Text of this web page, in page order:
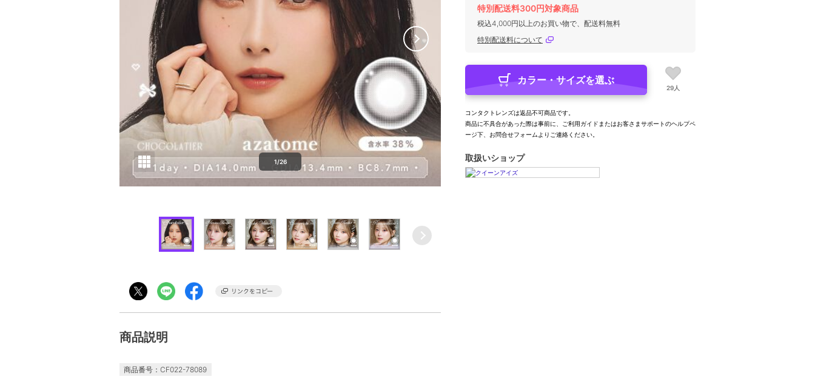
1/26
商品説明
商品番号：CF022-78089
特別配送料300円対象商品
税込4,000円以上のお買い物で、配送料無料
特別配送料について
カラー・サイズを選ぶ
29人
コンタクトレンズは返品不可商品です。
商品に不具合があった際は事前に、ご利用ガイドまたはお客さまサポートのヘルプペ
ージ下、お問合せフォームよりご連絡ください。
取扱いショップ